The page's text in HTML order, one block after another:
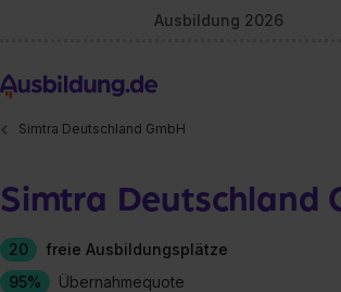
Ausbildung 2026
Simtra Deutschland GmbH
Simtra Deutschland
20
freie Ausbildungsplätze
95%
Übernahmequote